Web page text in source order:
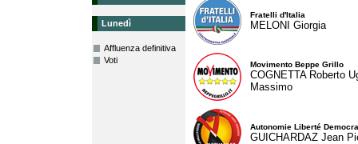
Lunedì
Affluenza definitiva
Voti
Fratelli d'Italia
MELONI Giorgia
Movimento Beppe Grillo
COGNETTA Roberto
Massimo
Autonomie Liberté
GUICHARDAZ Jean